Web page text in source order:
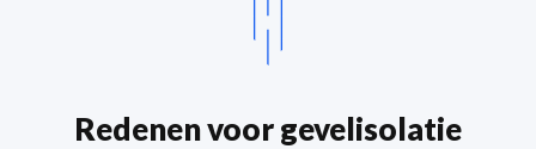
Redenen voor gevelisolatie